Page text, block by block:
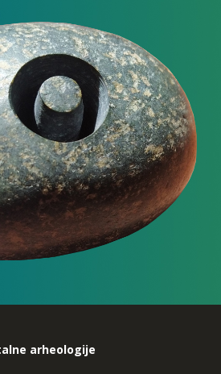
arheologije